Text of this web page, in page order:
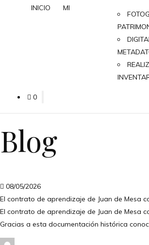
INICIO
MI
0
Blog
08/05/2026
El contrato de aprendizaje de Juan de Mesa
El contrato de aprendizaje de Juan de Mesa
Gracias a esta documentación histórica